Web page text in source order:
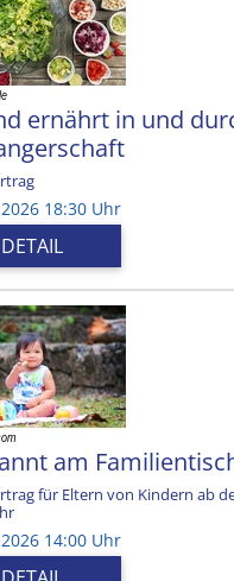
ernährt in und
18:30 Uhr
DETAIL
am
für Eltern von Kindern ab
14:00 Uhr